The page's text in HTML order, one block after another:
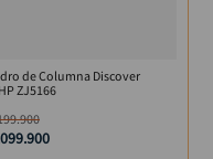
fabricación
de Columna Discover
ZJ5166
.900
099.900